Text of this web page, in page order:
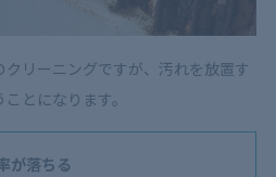
リーニングですが、汚れを放置す
とになります。
が落ちる